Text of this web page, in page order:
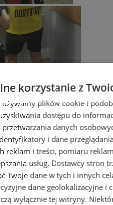
zaatakował
radiowozu!
korzystanie z
używamy plików cookie i
dostępu do
danych
i dane
reklam i treści, pomiaru
usług. Dostawcy stron
Twoje dane w tych i innych
dane geolokalizacyjne i
wyłącznie tej witryny.